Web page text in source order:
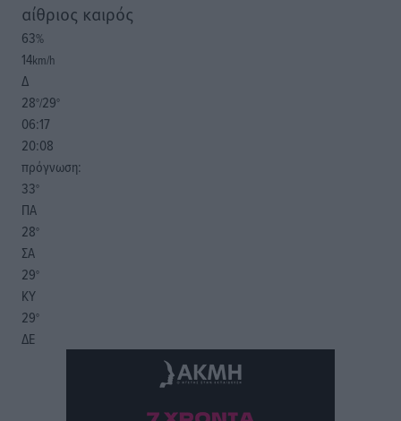
αίθριος καιρός
63%
14km/h
Δ
28°/29°
06:17
20:08
πρόγνωση:
33°
ΠΑ
28°
ΣΑ
29°
ΚΥ
29°
ΔΕ